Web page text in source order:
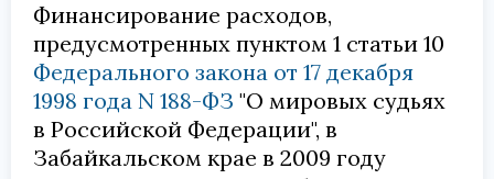
Финансирование расходов,
предусмотренных пунктом 1 статьи 10
Федерального закона от 17 декабря
1998 года N 188-ФЗ "О мировых судьях
в Российской Федерации", в
Забайкальском крае в 2009 году